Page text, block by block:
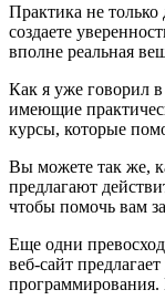
Практика не
создаете
вполне реальная
Как я уже говорил в
имеющие
курсы, которые
Вы можете так же,
предлагают
чтобы помочь вам
Еще одни
веб-сайт
программирования.